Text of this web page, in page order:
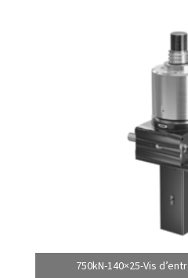
750kN-140×25-Vis